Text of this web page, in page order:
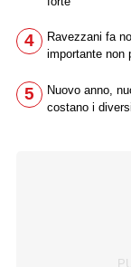
4
Ravezzani fa
importante non
5
Nuovo anno,
costano i